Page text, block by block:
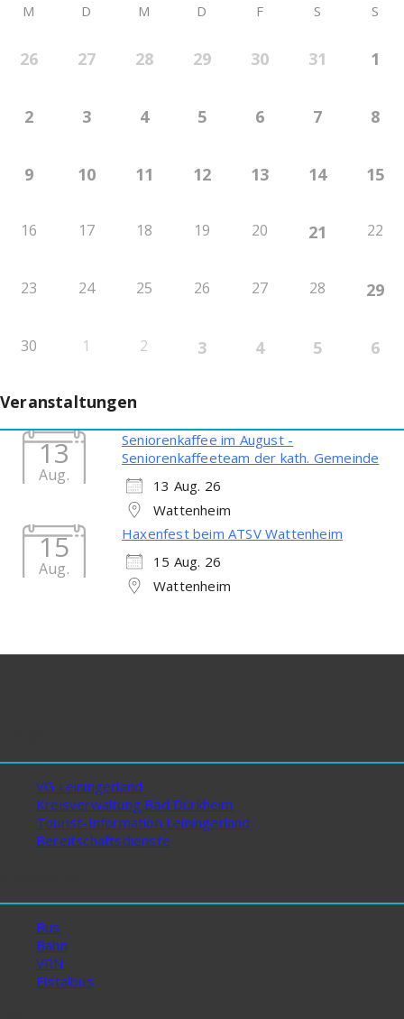
M D M D F S S
26 27 28 29 30 31 1
2 3 4 5 6 7 8
9 10 11 12 13 14 15
16 17 18 19 20 21 22
23 24 25 26 27 28 29
30 1 2 3 4 5 6
Veranstaltungen
13
Aug.
Seniorenkaffee im August -
Seniorenkaffeeteam der kath. Gemeinde
13 Aug. 26
Wattenheim
15
Aug.
Haxenfest beim ATSV Wattenheim
15 Aug. 26
Wattenheim
VG Leiningerland
Kreisverwaltung Bad Dürkheim
Tourist-Information Leiningerland
Bereitschaftsdienste
Bus
Bahn
VRN
Eistalbus